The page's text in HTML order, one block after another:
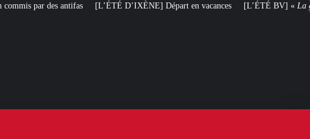
[L’ÉTÉ D’IXÈNE] Départ en vacances [L’ÉTÉ BV] «La gauche organise le non-